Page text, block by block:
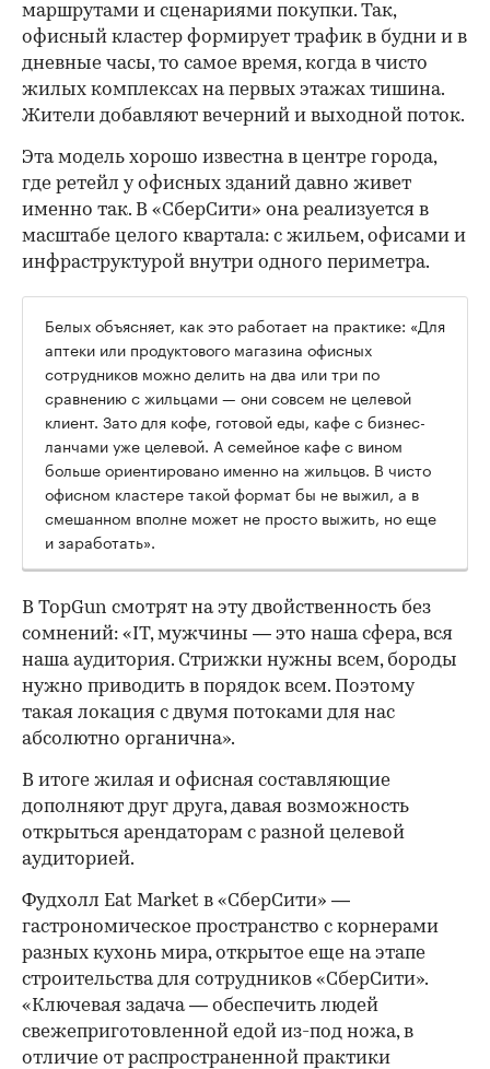
маршрутами и сценариями покупки. Так,
офисный кластер формирует трафик в будни и в
дневные часы, то самое время, когда в чисто
жилых комплексах на первых этажах тишина.
Жители добавляют вечерний и выходной поток.
Эта модель хорошо известна в центре города,
где ретейл у офисных зданий давно живет
именно так. В «СберСити» она реализуется в
масштабе целого квартала: с жильем, офисами и
инфраструктурой внутри одного периметра.
Белых объясняет, как это работает на практике: «Для
аптеки или продуктового магазина офисных
сотрудников можно делить на два или три по
сравнению с жильцами — они совсем не целевой
клиент. Зато для кофе, готовой еды, кафе с бизнес-
ланчами уже целевой. А семейное кафе с вином
больше ориентировано именно на жильцов. В чисто
офисном кластере такой формат бы не выжил, а в
смешанном вполне может не просто выжить, но еще
и заработать».
В TopGun смотрят на эту двойственность без
сомнений: «IT, мужчины — это наша сфера, вся
наша аудитория. Стрижки нужны всем, бороды
нужно приводить в порядок всем. Поэтому
такая локация с двумя потоками для нас
абсолютно органична».
В итоге жилая и офисная составляющие
дополняют друг друга, давая возможность
открыться арендаторам с разной целевой
аудиторией.
Фудхолл Eat Market в «СберСити» —
гастрономическое пространство с корнерами
разных кухонь мира, открытое еще на этапе
строительства для сотрудников «СберСити».
«Ключевая задача — обеспечить людей
свежеприготовленной едой из-под ножа, в
отличие от распространенной практики